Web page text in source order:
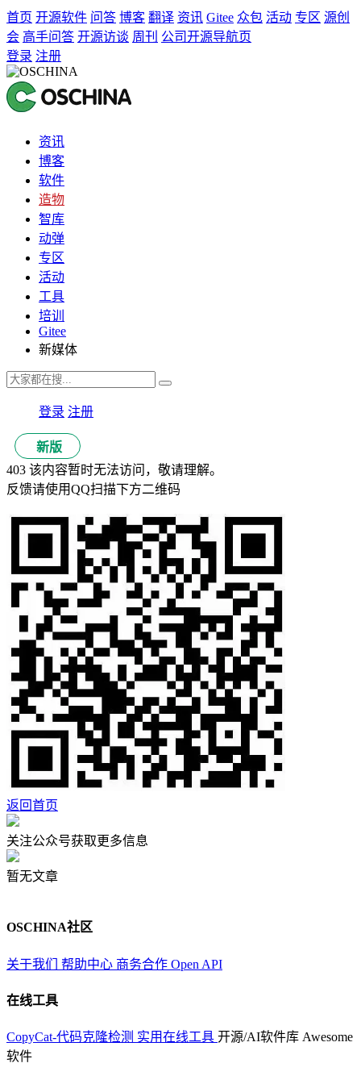
首页 开源软件 问答 博客 翻译 资讯 Gitee 众包 活动 专区 源创
会 高手问答 开源访谈 周刊 公司开源导航页
登录 注册
资讯
博客
软件
造物
智库
动弹
专区
活动
工具
培训
Gitee
新媒体
登录 注册
新版
403 该内容暂时无法访问，敬请理解。
反馈请使用QQ扫描下方二维码
返回首页
关注公众号获取更多信息
暂无文章
OSCHINA社区
关于我们 帮助中心 商务合作 Open API
在线工具
CopyCat-代码克隆检测 实用在线工具 开源/AI软件库 Awesome
软件